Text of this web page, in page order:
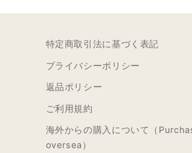
特定商取引法に基づく表記
プライバシーポリシー
返品ポリシー
ご利用規約
海外からの購入について（
oversea）